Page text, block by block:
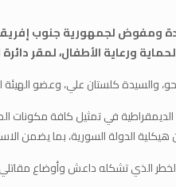
فوق العادة ومفوض لجمهورية
ورعاية الأطفال، لمقر
والسيدة كلستان علي، وعضو الهيئة
في تمثيل كافة مكونات
الخطر الذي تشكله داعش وأوضاع